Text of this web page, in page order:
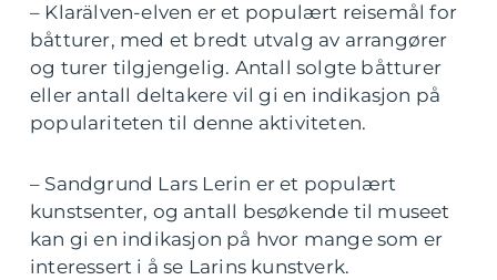
– Klarälven-elven er et populært reisemål for
båtturer, med et bredt utvalg av arrangører
og turer tilgjengelig. Antall solgte båtturer
eller antall deltakere vil gi en indikasjon på
populariteten til denne aktiviteten.
– Sandgrund Lars Lerin er et populært
kunstsenter, og antall besøkende til museet
kan gi en indikasjon på hvor mange som er
interessert i å se Larins kunstverk.